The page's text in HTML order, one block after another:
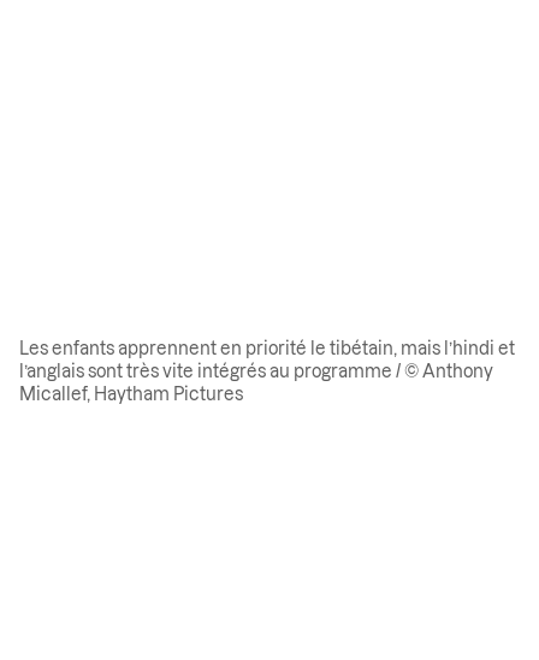
Les enfants apprennent en priorité le tibétain, mais l’hindi et
l’anglais sont très vite intégrés au programme / © Anthony
Micallef, Haytham Pictures